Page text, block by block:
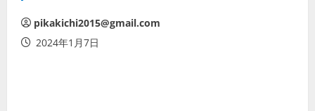
pikakichi2015@gmail.com
2024年1月7日